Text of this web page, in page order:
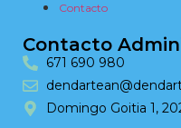
Contacto
Contacto
671 690 980
Domingo Goitia 1,